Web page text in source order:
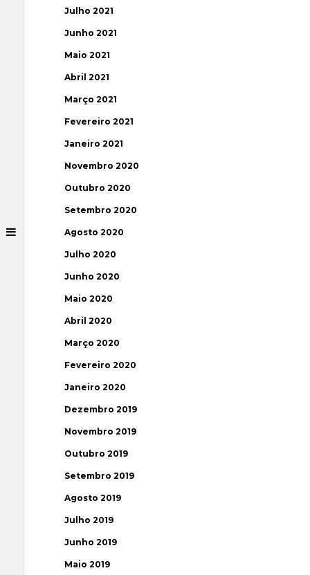
Julho 2021
Junho 2021
Maio 2021
Abril 2021
Março 2021
Fevereiro 2021
Janeiro 2021
Novembro 2020
Outubro 2020
Setembro 2020
Agosto 2020
Julho 2020
Junho 2020
Maio 2020
Abril 2020
Março 2020
Fevereiro 2020
Janeiro 2020
Dezembro 2019
Novembro 2019
Outubro 2019
Setembro 2019
Agosto 2019
Julho 2019
Junho 2019
Maio 2019